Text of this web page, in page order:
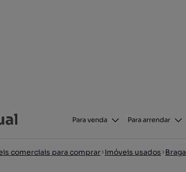
Para venda Para arrendar
comerciais para comprar Imóveis usados Braga